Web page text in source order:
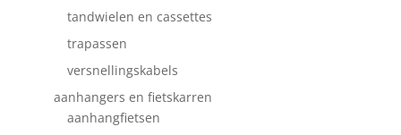
tandwielen en cassettes
trapassen
versnellingskabels
aanhangers en fietskarren
aanhangfietsen